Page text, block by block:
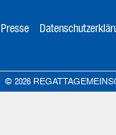
Presse
© 2026